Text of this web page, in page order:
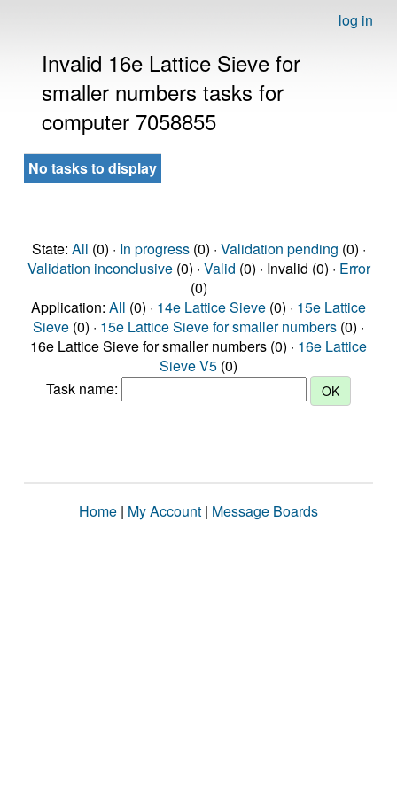
log in
Invalid 16e Lattice Sieve for
smaller numbers tasks for
computer 7058855
No tasks to display
State: All (0) · In progress(0) · Validation pending (0) ·
Validation inconclusive(0) · Valid (0) · Invalid (0) · Error
(0)
Application: All (0) · 14e Lattice Sieve (0) · 15e Lattice
Sieve (0) · 15e Lattice Sieve for smaller numbers (0) ·
16e Lattice Sieve for smaller numbers (0) · 16e Lattice
Sieve V5 (0)
Task name:
Home | My Account | Message Boards